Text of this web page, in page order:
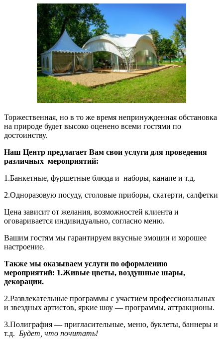
Торжественная, но в то же время непринужденная обстановка
на природе будет высоко оценено всеми гостями по
достоинству.
Наш Центр предлагает Вам свои услуги для проведения
различных мероприятий:
1.Банкетные, фуршетные блюда и наборы, канапе и т.д.
2.Одноразовую посуду, столовые приборы, скатерти, салфетки
Цена зависит от желания, возможностей клиента и
оговаривается индивидуально, согласно меню.
Вашим гостям мы гарантируем вкусные эмоции и хорошее
настроение.
Также мы оказываем услуги по оформлению
мероприятий: 1.Живые цветы, воздушные шары,
декорации.
2.Развлекательные программы с участием профессиональных
и звездных артистов, яркие шоу — программы, аттракционы.
3.Полиграфия — пригласительные, меню, буклеты, баннеры и
т.д. Будет, что почитать!